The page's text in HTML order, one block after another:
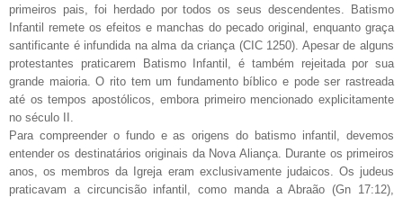
primeiros pais, foi herdado por todos os seus descendentes. Batismo
Infantil remete os efeitos e manchas do pecado original, enquanto graça
santificante é infundida na alma da criança (CIC 1250). Apesar de alguns
protestantes praticarem Batismo Infantil, é também rejeitada por sua
grande maioria. O rito tem um fundamento bíblico e pode ser rastreada
até os tempos apostólicos, embora primeiro mencionado explicitamente
no século II.
Para compreender o fundo e as origens do batismo infantil, devemos
entender os destinatários originais da Nova Aliança. Durante os primeiros
anos, os membros da Igreja eram exclusivamente judaicos. Os judeus
praticavam a circuncisão infantil, como manda a Abraão (Gn 17:12),